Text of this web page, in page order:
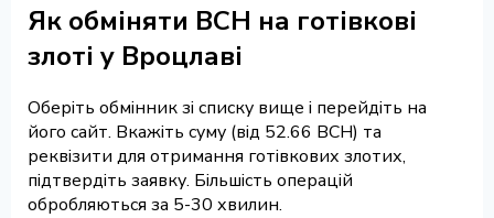
Як обміняти BCH на готівкові
злоті у Вроцлаві
Оберіть обмінник зі списку вище і перейдіть на
його сайт. Вкажіть суму (від 52.66 BCH) та
реквізити для отримання готівкових злотих,
підтвердіть заявку. Більшість операцій
обробляються за 5-30 хвилин.